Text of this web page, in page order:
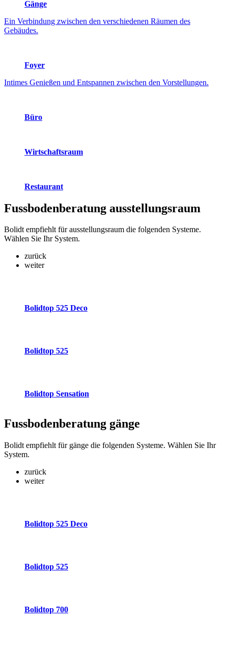
Gänge
Ein Verbindung zwischen den verschiedenen Räumen des
Gebäudes.
Foyer
Intimes Genießen und Entspannen zwischen den Vorstellungen.
Büro
Wirtschaftsraum
Restaurant
Fussbodenberatung ausstellungsraum
Bolidt empfiehlt für ausstellungsraum die folgenden Systeme.
Wählen Sie Ihr System.
zurück
weiter
Bolidtop 525 Deco
Bolidtop 525
Bolidtop Sensation
Fussbodenberatung gänge
Bolidt empfiehlt für gänge die folgenden Systeme. Wählen Sie Ihr
System.
zurück
weiter
Bolidtop 525 Deco
Bolidtop 525
Bolidtop 700